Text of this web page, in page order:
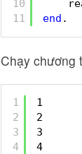
10
11
end .
Chạy chương
1
2
3
4
1
2
3
4